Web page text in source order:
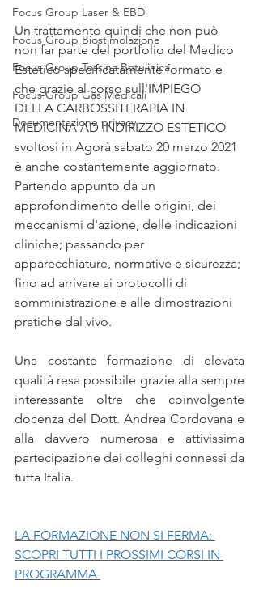
Focus Group Laser & EBD
Focus Group Biostimolazione
Focus Group Tossina Botulinica
Focus Group Gas Medicali
Documentazione privacy
Un trattamento quindi che non può
non far parte del portfolio del Medico
Estetico specificatamente formato e
che grazie al corso sull'IMPIEGO
DELLA CARBOSSITERAPIA IN
MEDICINA AD INDIRIZZO ESTETICO
svoltosi in Agorà sabato 20 marzo 2021
è anche costantemente aggiornato.
Partendo appunto da un
approfondimento delle origini, dei
meccanismi d'azione, delle indicazioni
cliniche; passando per
apparecchiature, normative e sicurezza;
fino ad arrivare ai protocolli di
somministrazione e alle dimostrazioni
pratiche dal vivo.
Una costante formazione di elevata
qualità resa possibile grazie alla sempre
interessante oltre che coinvolgente
docenza del Dott. Andrea Cordovana e
alla davvero numerosa e attivissima
partecipazione dei colleghi connessi da
tutta Italia.
LA FORMAZIONE NON SI FERMA:
SCOPRI TUTTI I PROSSIMI CORSI IN
PROGRAMMA